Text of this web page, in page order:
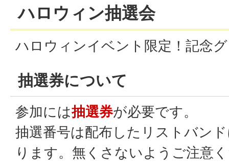
ハロウィン抽選会
ハロウィンイベント限定！記念
抽選券について
参加には抽選券が必要です。
抽選番号は配布したリストバン
ります。無くさないようご注意